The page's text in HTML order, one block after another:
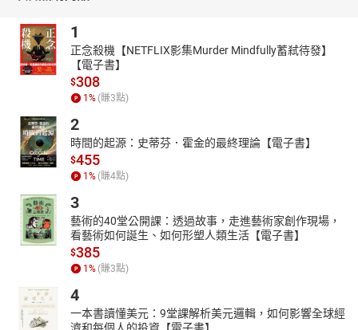
http://www.youtube.com/channel/UC2yhCURng4uUj_phEqZwKig/
1
正念殺機【NETFLIX影集Murder Mindfully蓄弒待發】
【電子書】
$308
1 % (賺3點)
2
時間的起源：史蒂芬．霍金的最終理論【電子書】
$455
1 % (賺4點)
3
藝術的40堂公開課：透過故事，走進藝術家創作現場，
看藝術如何誕生、如何形塑人類生活【電子書】
$385
1 % (賺3點)
4
一本書讀懂美元：9堂課解析美元邏輯，如何影響全球經